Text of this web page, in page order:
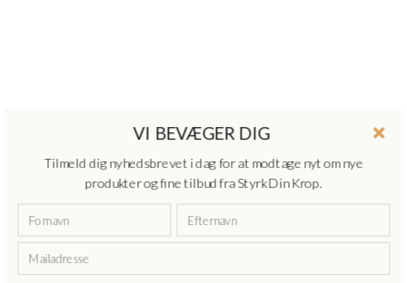
VI BEVÆGER DIG
Tilmeld dig nyhedsbrevet i dag for at modtage nyt om nye
produkter og fine tilbud fra Styrk Din Krop.